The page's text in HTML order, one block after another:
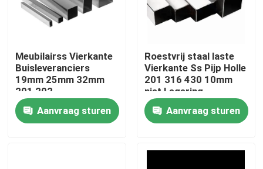
Producten
roestvrij staal om buis
het blad van de roestvrij staalplaat
Meubilairss Vierkante
Buisleveranciers
19mm 25mm 32mm
201 202
Aanvraag sturen
Roestvrij staal laste
Vierkante Ss Pijp Holle
201 316 430 10mm
niet Legering
Aanvraag sturen